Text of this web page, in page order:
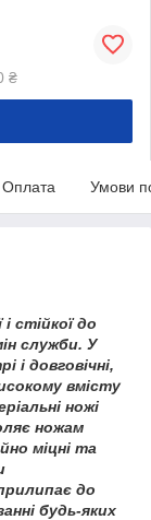
₴
Оплата Умови
стійкої до
служби. У
і довговічні,
вмісту
ножі
ножам
міцні та
до
будь-яких